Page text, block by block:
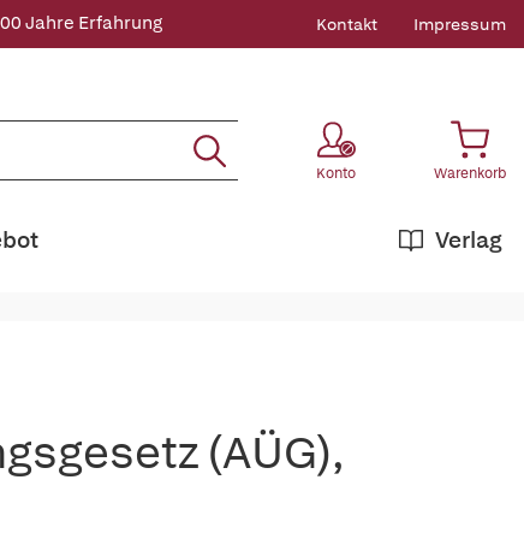
Jahre Erfahrung Kontakt Impressum
Konto Warenkorb
Verlag
(AÜG),